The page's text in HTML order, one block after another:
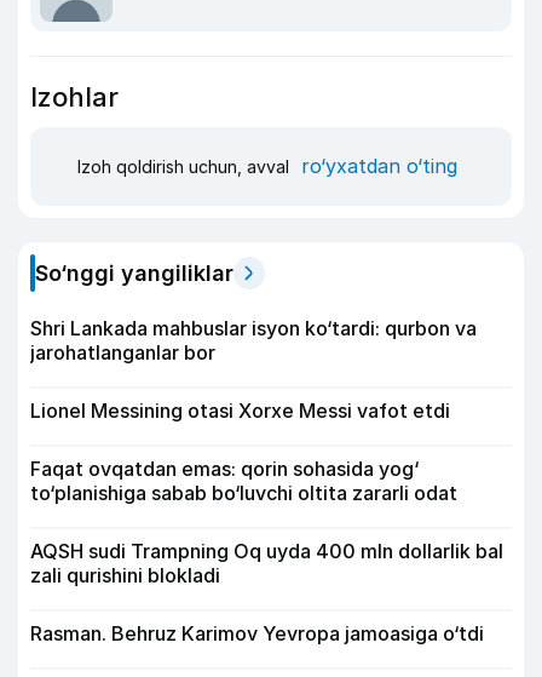
Izohlar
Izoh qoldirish uchun, avval ro‘yxatdan o‘ting
So‘nggi yangiliklar
Shri Lankada mahbuslar isyon ko‘tardi: qurbon va
jarohatlanganlar bor
Lionel Messining otasi Xorxe Messi vafot etdi
Faqat ovqatdan emas: qorin sohasida yog‘
to‘planishiga sabab bo‘luvchi oltita zararli odat
AQSH sudi Trampning Oq uyda 400 mln dollarlik bal
zali qurishini blokladi
Rasman. Behruz Karimov Yevropa jamoasiga o‘tdi